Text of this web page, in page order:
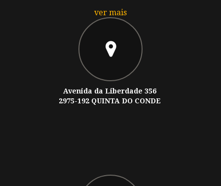
ver mais
Avenida da Liberdade 356
2975-192 QUINTA DO CONDE